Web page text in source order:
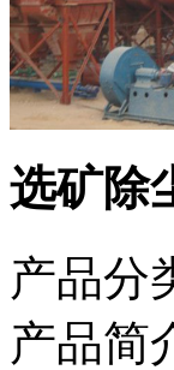
选矿除
产品分
产品简